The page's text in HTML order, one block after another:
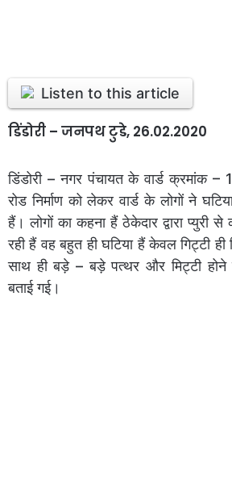
Listen to this article
डिंडोरी – जनपथ टुडे, 26.02.2020
डिंडोरी – नगर पंचायत के वार्ड क्रमांक –
रोड निर्माण को लेकर वार्ड के लोगों ने
हैं। लोगों का कहना हैं ठेकेदार द्वारा प्युरी
रही हैं वह बहुत ही घटिया हैं केवल गिट्टी
साथ ही बड़े – बड़े पत्थर और मिट्टी होने
बताई गई।